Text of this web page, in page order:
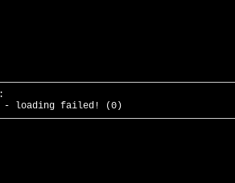
- loading failed! (0)